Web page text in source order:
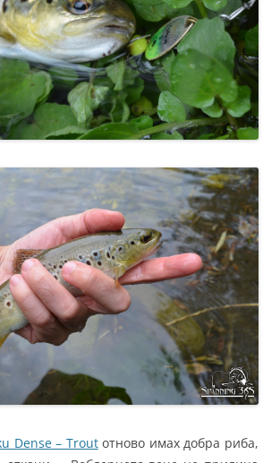
Dense – Troutотново имах добра риба,